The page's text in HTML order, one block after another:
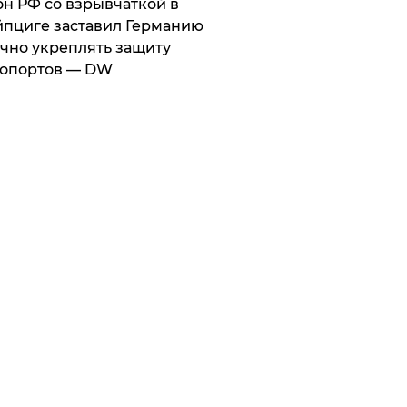
РФ со взрывчаткой в
заставил Германию
укреплять защиту
— DW